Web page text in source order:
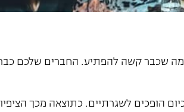
שכבר קשה להפתיע. החברים שלכם כבר
הופכים לשגרתיים. כתוצאה מכך